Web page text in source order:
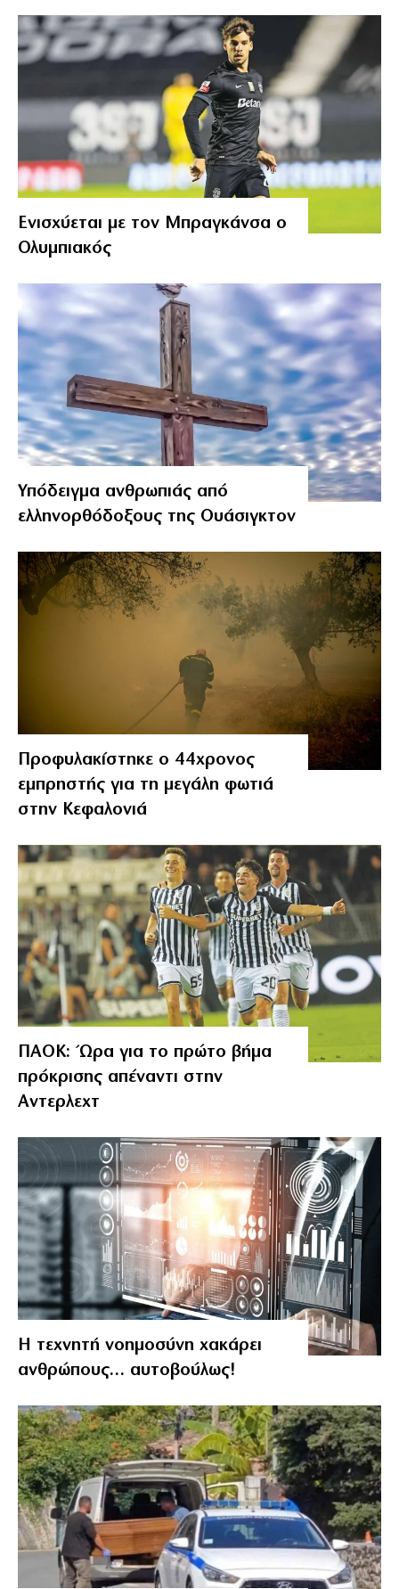
Ενισχύεται με τον Μπραγκάνσα ο
Ολυμπιακός
Υπόδειγμα ανθρωπιάς από
ελληνορθόδοξους της Ουάσιγκτον
Προφυλακίστηκε ο 44χρονος
εμπρηστής για τη μεγάλη φωτιά
στην Κεφαλονιά
ΠΑΟΚ: Ώρα για το πρώτο βήμα
πρόκρισης απέναντι στην
Αντερλεχτ
Η τεχνητή νοημοσύνη χακάρει
ανθρώπους… αυτοβούλως!